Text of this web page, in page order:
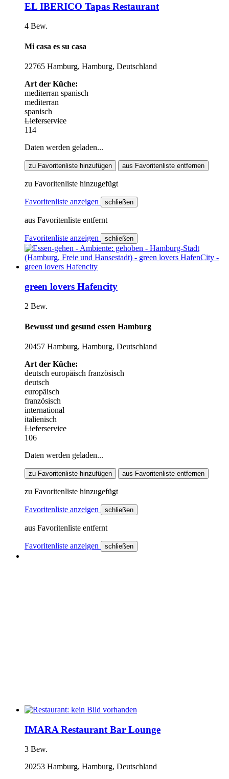
EL IBERICO Tapas Restaurant
4 Bew.
Mi casa es su casa
22765 Hamburg, Hamburg, Deutschland
Art der Küche:
mediterran spanisch
mediterran
spanisch
Lieferservice
114
Daten werden geladen...
zu Favoritenliste hinzufügen aus Favoritenliste entfernen
zu Favoritenliste hinzugefügt
Favoritenliste anzeigen schließen
aus Favoritenliste entfernt
Favoritenliste anzeigen schließen
green lovers Hafencity
2 Bew.
Bewusst und gesund essen Hamburg
20457 Hamburg, Hamburg, Deutschland
Art der Küche:
deutsch europäisch französisch
deutsch
europäisch
französisch
international
italienisch
Lieferservice
106
Daten werden geladen...
zu Favoritenliste hinzufügen aus Favoritenliste entfernen
zu Favoritenliste hinzugefügt
Favoritenliste anzeigen schließen
aus Favoritenliste entfernt
Favoritenliste anzeigen schließen
IMARA Restaurant Bar Lounge
3 Bew.
20253 Hamburg, Hamburg, Deutschland